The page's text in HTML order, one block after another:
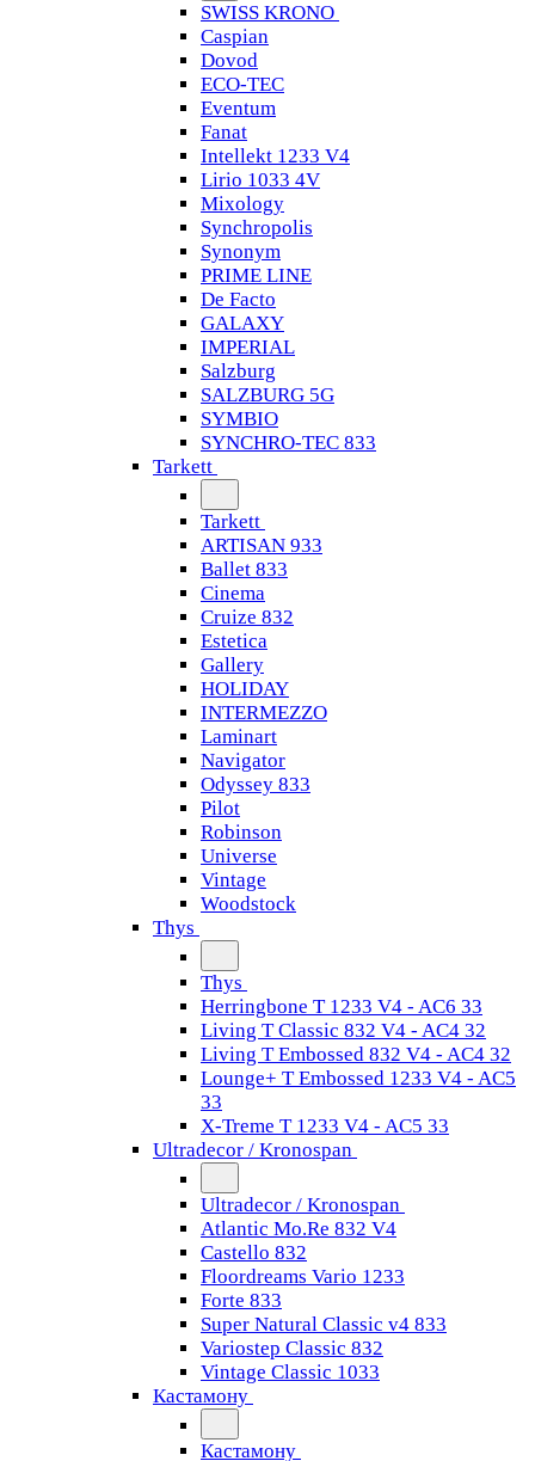
SWISS KRONO
Caspian
Dovod
ECO-TEC
Eventum
Fanat
Intellekt 1233 V4
Lirio 1033 4V
Mixology
Synchropolis
Synonym
PRIME LINE
De Facto
GALAXY
IMPERIAL
Salzburg
SALZBURG 5G
SYMBIO
SYNCHRO-TEC 833
Tarkett
Tarkett
ARTISAN 933
Ballet 833
Cinema
Cruize 832
Estetica
Gallery
HOLIDAY
INTERMEZZO
Laminart
Navigator
Odyssey 833
Pilot
Robinson
Universe
Vintage
Woodstock
Thys
Thys
Herringbone T 1233 V4 - AC6 33
Living T Classic 832 V4 - AC4 32
Living T Embossed 832 V4 - AC4 32
Lounge+ T Embossed 1233 V4 - AC5
33
X-Treme T 1233 V4 - AC5 33
Ultradecor / Kronospan
Ultradecor / Kronospan
Atlantic Mo.Re 832 V4
Castello 832
Floordreams Vario 1233
Forte 833
Super Natural Classic v4 833
Variostep Classic 832
Vintage Classic 1033
Кастамону
Кастамону